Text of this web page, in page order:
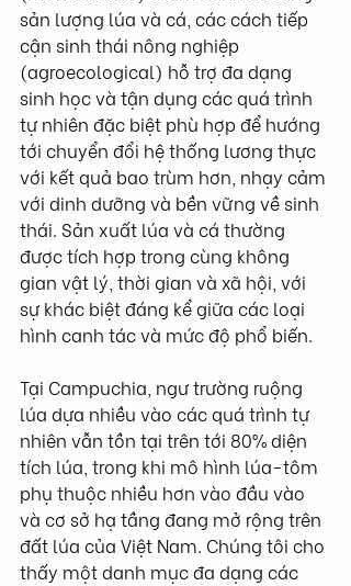
sản lượng lúa và cá, các cách tiếp
cận sinh thái nông nghiệp
(agroecological) hỗ trợ đa dạng
sinh học và tận dụng các quá trình
tự nhiên đặc biệt phù hợp để hướng
tới chuyển đổi hệ thống lương thực
với kết quả bao trùm hơn, nhạy cảm
với dinh dưỡng và bền vững về sinh
thái. Sản xuất lúa và cá thường
được tích hợp trong cùng không
gian vật lý, thời gian và xã hội, với
sự khác biệt đáng kể giữa các loại
hình canh tác và mức độ phổ biến.
Tại Campuchia, ngư trường ruộng
lúa dựa nhiều vào các quá trình tự
nhiên vẫn tồn tại trên tới 80% diện
tích lúa, trong khi mô hình lúa-tôm
phụ thuộc nhiều hơn vào đầu vào
và cơ sở hạ tầng đang mở rộng trên
đất lúa của Việt Nam. Chúng tôi cho
thấy một danh mục đa dạng các